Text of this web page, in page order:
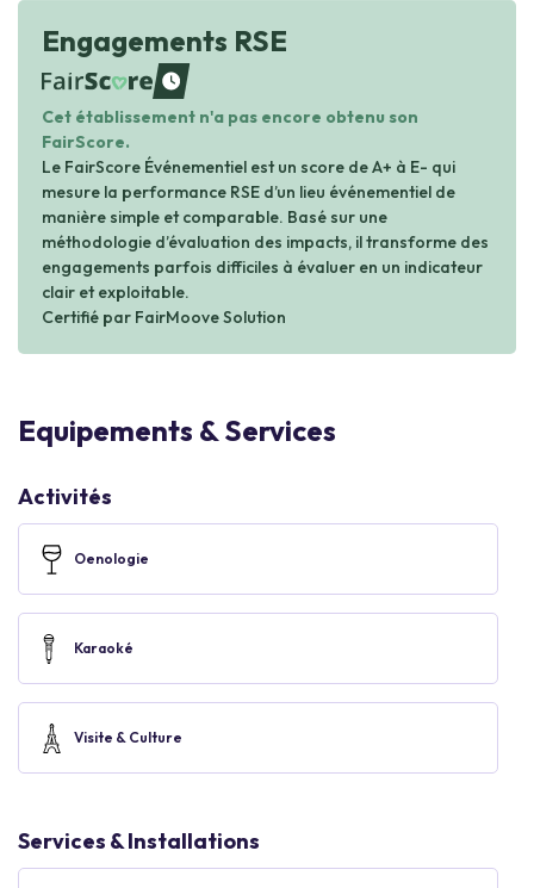
Engagements RSE
waiting
Cet établissement n'a pas encore obtenu son
FairScore.
Le FairScore Événementiel est un score de A+ à E- qui
mesure la performance RSE d’un lieu événementiel de
manière simple et comparable. Basé sur une
méthodologie d’évaluation des impacts, il transforme des
engagements parfois difficiles à évaluer en un indicateur
clair et exploitable.
Certifié par FairMoove Solution
Equipements & Services
Activités
Oenologie
Karaoké
Visite & Culture
Services & Installations